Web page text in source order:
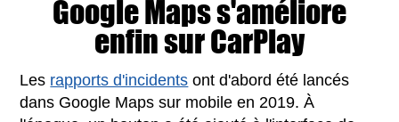
Google Maps s'améliore
enfin sur CarPlay
Les rapports d'incidents ont d'abord été lancés
dans Google Maps sur mobile en 2019. À